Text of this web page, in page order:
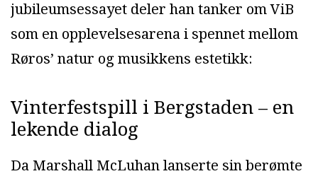
jubileumsessayet deler han tanker om ViB
som en opplevelsesarena i spennet mellom
Røros’ natur og musikkens estetikk:
Vinterfestspill i Bergstaden – en
lekende dialog
Da Marshall McLuhan lanserte sin berømte